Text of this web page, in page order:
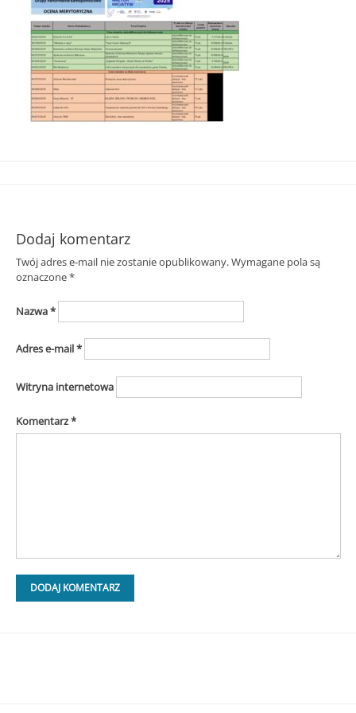
Śląska
Dodaj komentarz
Twój adres e-mail nie zostanie opublikowany.Wymagane pola są
oznaczone*
Nazwa*
Adres e-mail*
Witryna internetowa
Komentarz*